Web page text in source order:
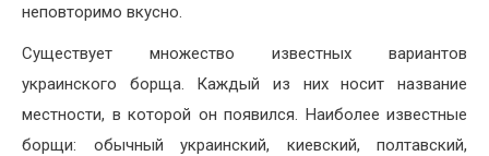
неповторимо вкусно.
Существует множество известных вариантов
украинского борща. Каждый из них носит название
местности, в которой он появился. Наиболее известные
борщи: обычный украинский, киевский, полтавский,